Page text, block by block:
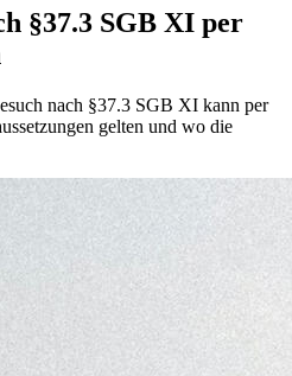
§37.3 SGB XI per
nach §37.3 SGB XI kann per
gelten und wo die